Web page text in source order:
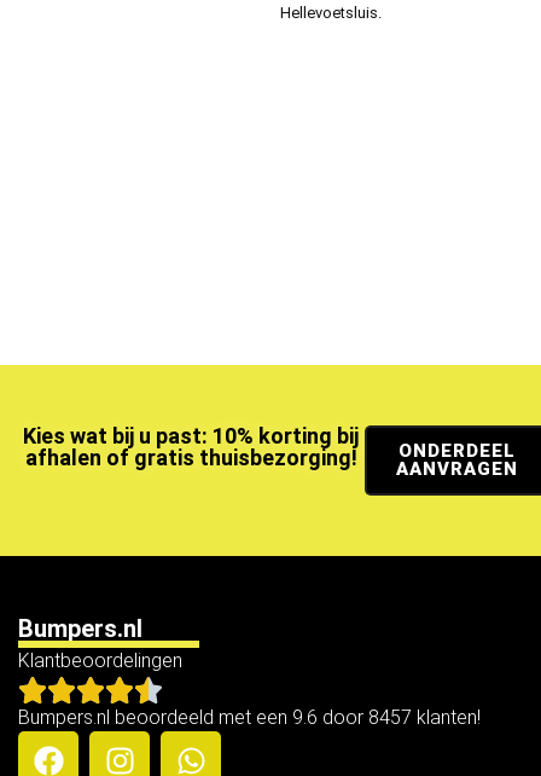
Hellevoetsluis.
Kies wat bij u past: 10% korting bij
afhalen of gratis thuisbezorging!
ONDERDEEL
AANVRAGEN
Bumpers.nl
Klantbeoordelingen
Bumpers.nl beoordeeld met een 9.6 door 8457 klanten!